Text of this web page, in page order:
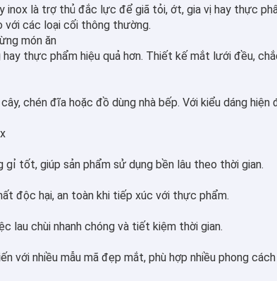
inox là trợ thủ đắc lực để giã tỏi, ớt, gia vị hay thực
với các loại cối thông thường.
món ăn
thực phẩm hiệu quả hơn. Thiết kế mắt lưới đều,
chén đĩa hoặc đồ dùng nhà bếp. Với kiểu dáng
gỉ tốt, giúp sản phẩm sử dụng bền lâu theo thời gian.
độc hại, an toàn khi tiếp xúc với thực phẩm.
lau chùi nhanh chóng và tiết kiệm thời gian.
với nhiều mẫu mã đẹp mắt, phù hợp nhiều phong cách